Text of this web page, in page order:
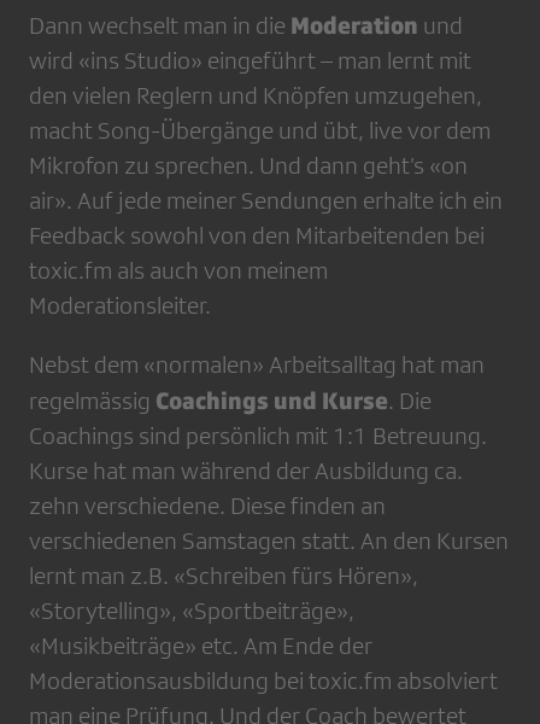
Dann wechselt man in die Moderation und
wird «ins Studio» eingeführt – man lernt mit
den vielen Reglern und Knöpfen umzugehen,
macht Song-Übergänge und übt, live vor dem
Mikrofon zu sprechen. Und dann geht’s «on
air». Auf jede meiner Sendungen erhalte ich ein
Feedback sowohl von den Mitarbeitenden bei
toxic.fm als auch von meinem
Moderationsleiter.
Nebst dem «normalen» Arbeitsalltag hat man
regelmässig Coachings und Kurse. Die
Coachings sind persönlich mit 1:1 Betreuung.
Kurse hat man während der Ausbildung ca.
zehn verschiedene. Diese finden an
verschiedenen Samstagen statt. An den Kursen
lernt man z.B. «Schreiben fürs Hören»,
«Storytelling», «Sportbeiträge»,
«Musikbeiträge» etc. Am Ende der
Moderationsausbildung bei toxic.fm absolviert
man eine Prüfung. Und der Coach bewertet